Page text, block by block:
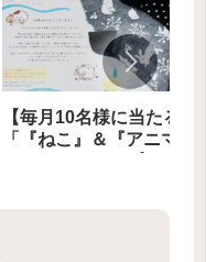
【毎月10名様に当たる】
「『ねこ』＆『アニマル